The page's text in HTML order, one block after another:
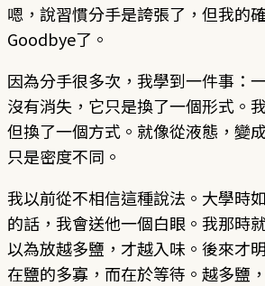
嗯，說習慣分手是誇張了，但我的
Goodbye了。
因為分手很多次，我學到一件事：
沒有消失，它只是換了一個形式。
但換了一個方式。就像從液態，變
只是密度不同。
我以前從不相信這種說法。大學時
的話，我會送他一個白眼。我那時
以為放越多鹽，才越入味。後來才
在鹽的多寡，而在於等待。越多鹽